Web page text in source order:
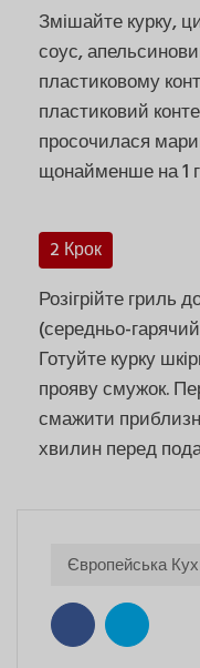
Змішайте курку,
соус,
пластиковому
пластиковий
просочилася
щонайменше на 1
2 Крок
Розігрійте гриль
(середньо-
Готуйте курку
прояву смужок.
смажити
хвилин перед
Європейська